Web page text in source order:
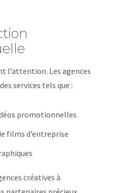
l’attention. Les agences
services tels que :
promotionnelles
films d’entreprise
créatives à